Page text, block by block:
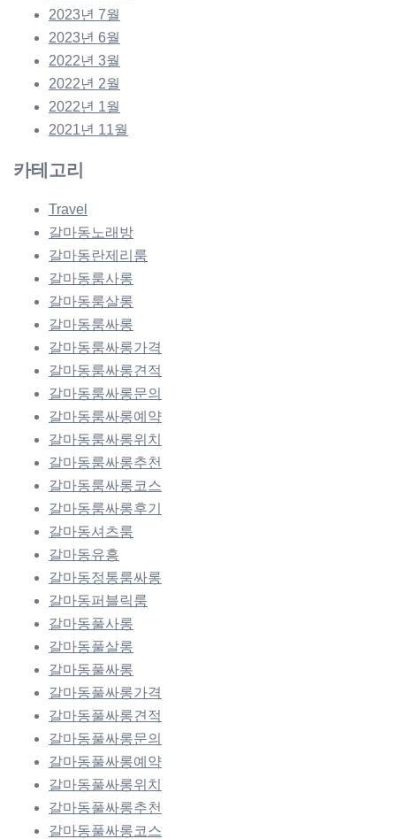
2023년 7월
2023년 6월
2022년 3월
2022년 2월
2022년 1월
2021년 11월
카테고리
Travel
갈마동노래방
갈마동란제리룸
갈마동룸사롱
갈마동룸살롱
갈마동룸싸롱
갈마동룸싸롱가격
갈마동룸싸롱견적
갈마동룸싸롱문의
갈마동룸싸롱예약
갈마동룸싸롱위치
갈마동룸싸롱추천
갈마동룸싸롱코스
갈마동룸싸롱후기
갈마동셔츠룸
갈마동유흥
갈마동정통룸싸롱
갈마동퍼블릭룸
갈마동풀사롱
갈마동풀살롱
갈마동풀싸롱
갈마동풀싸롱가격
갈마동풀싸롱견적
갈마동풀싸롱문의
갈마동풀싸롱예약
갈마동풀싸롱위치
갈마동풀싸롱추천
갈마동풀싸롱코스